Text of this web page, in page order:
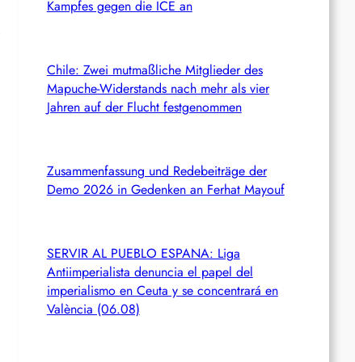
Kampfes gegen die ICE an
Chile: Zwei mutmaßliche Mitglieder des
Mapuche-Widerstands nach mehr als vier
Jahren auf der Flucht festgenommen
Zusammenfassung und Redebeiträge der
Demo 2026 in Gedenken an Ferhat Mayouf
SERVIR AL PUEBLO ESPANA: Liga
Antiimperialista denuncia el papel del
imperialismo en Ceuta y se concentrará en
València (06.08)